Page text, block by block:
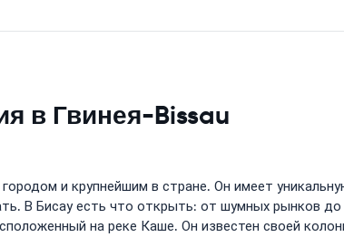
в Гвинея-Bissau
и крупнейшим в стране. Он имеет
В Бисау есть что открыть: от шумных рынков до
на реке Каше. Он известен своей